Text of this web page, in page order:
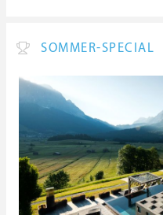
SOMMER-SPECIAL